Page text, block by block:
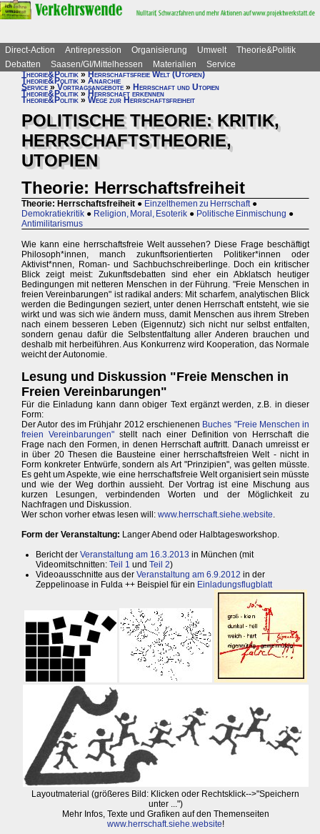
Direct-Action Antirepression Organisierung Umwelt
Theorie&Politik
Debatten
Saasen/GI/Mittelhessen Materialien
Service
Theorie&Politik»Herrschaftsfreie Welt (Utopien)
Theorie&Politik » Anarchie
Service » Vortragsangebote » Herrschaft und Utopien
Theorie&Politik » Herrschaft erkennen
Theorie&Politik » Wege zur Herrschaftsfreiheit
POLITISCHE THEORIE: KRITIK,
HERRSCHAFTSTHEORIE,
UTOPIEN
Theorie: Herrschaftsfreiheit
Theorie: Herrschaftsfreiheit ● Einzelthemen zu Herrschaft ●
Demokratiekritik ● Religion, Moral, Esoterik ● Politische Einmischung ●
Antimilitarismus
Wie kann eine herrschaftsfreie Welt aussehen? Diese Frage beschäftigt
Philosoph*innen, manch zukunftsorientierten Politiker*innen oder
Aktivist*nnen, Roman- und Sachbuchschreiberlinge. Doch ein kritischer
Blick zeigt meist: Zukunftsdebatten sind eher ein Abklatsch heutiger
Bedingungen mit netteren Menschen in der Führung. "Freie Menschen in
freien Vereinbarungen" ist radikal anders: Mit scharfem, analytischen Blick
werden die Bedingungen seziert, unter denen Herrschaft entsteht, wie sie
wirkt und was sich wie ändern muss, damit Menschen aus ihrem Streben
nach einem besseren Leben (Eigennutz) sich nicht nur selbst entfalten,
sondern genau dafür die Selbstentfaltung aller Anderen brauchen und
deshalb mit herbeiführen. Aus Konkurrenz wird Kooperation, das Normale
weicht der Autonomie.
Lesung und Diskussion "Freie Menschen in
Freien Vereinbarungen"
Für die Einladung kann dann obiger Text ergänzt werden, z.B. in dieser
Form:
Der Autor des im Frühjahr 2012 erschienenen Buches "Freie Menschen in
freien Vereinbarungen"stellt nach einer Definition von Herrschaft die
Frage nach den Formen, in denen Herrschaft auftritt. Danach umreisst er
in über 20 Thesen die Bausteine einer herrschaftsfreien Welt - nicht in
Form konkreter Entwürfe, sondern als Art "Prinzipien", was gelten müsste.
Es geht um Aspekte, wie eine herrschaftsfreie Welt organisiert sein müsste
und wie der Weg dorthin aussieht. Der Vortrag ist eine Mischung aus
kurzen Lesungen, verbindenden Worten und der Möglichkeit zu
Nachfragen und Diskussion.
Wer schon vorher etwas lesen will: www.herrschaft.siehe.website.
Form der Veranstaltung: Langer Abend oder Halbtagesworkshop.
Bericht der Veranstaltung am 16.3.2013 in München (mit
Videomitschnitten: Teil 1 und Teil 2)
Videoausschnitte aus der Veranstaltung am 6.9.2012 in der
Zeppelinoase in Fulda ++ Beispiel für ein Einladungsflugblatt
Layoutmaterial (größeres Bild: Klicken oder Rechtsklick-->"Speichern
unter ...")
Mehr Infos, Texte und Grafiken auf den Themenseiten
www.herrschaft.siehe.website!